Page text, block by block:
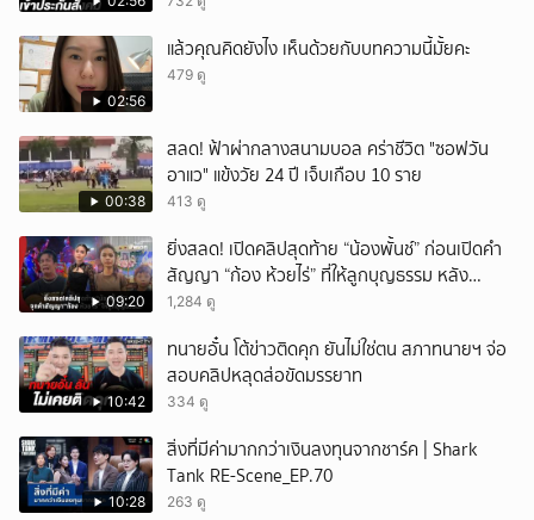
02:56
แล้วคุณคิดยังไง เห็นด้วยกับบทความนี้มั้ยคะ
479 ดู
00:38
สลด! ฟ้าผ่ากลางสนามบอล คร่าชีวิต "ซอฟวัน
อาแว" แข้งวัย 24 ปี เจ็บเกือบ 10 ราย
413 ดู
09:20
ยิ่งสลด! เปิดคลิปสุดท้าย “น้องพั้นช์” ก่อนเปิดคำ
สัญญา “ก้อง ห้วยไร่” ที่ให้ลูกบุญธรรม หลัง
ลาโลก!
1,284 ดู
10:42
ทนายอั๋น โต้ข่าวติดคุก ยันไม่ใช่ตน สภาทนายฯ จ่อ
สอบคลิปหลุดส่อขัดมรรยาท
334 ดู
10:28
สิ่งที่มีค่ามากกว่าเงินลงทุนจากชาร์ค | Shark
Tank RE-Scene_EP.70
263 ดู